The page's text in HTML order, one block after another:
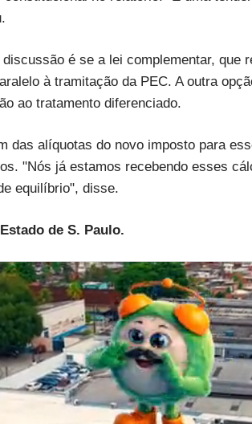
é se a lei complementar, que
à tramitação da PEC. A outra
ao tratamento diferenciado.
das alíquotas do novo imposto para
"Nós já estamos recebendo esses
equilíbrio", disse.
de S. Paulo.